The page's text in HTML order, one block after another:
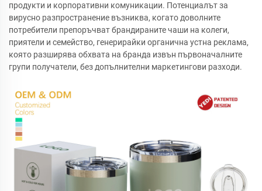
продукти и корпоративни комуникации. Потенциалът за
вирусно разпространение възниква, когато доволните
потребители препоръчват брандираните чаши на колеги,
приятели и семейство, генерирайки органична устна реклама,
която разширява обхвата на бранда извън първоначалните
групи получатели, без допълнителни маркетингови разходи.